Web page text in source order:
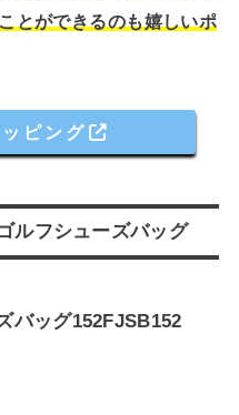
とができるのも嬉しいポ
ピング
ルフシューズバッグ
バッグ152FJSB152